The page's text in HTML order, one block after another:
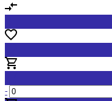
-